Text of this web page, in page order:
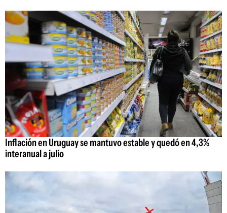
Inflación en Uruguay se mantuvo estable y quedó en 4,3%
interanual a julio